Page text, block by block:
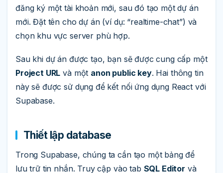
đăng ký một tài khoản mới, sau đó tạo một dự án
mới. Đặt tên cho dự án (ví dụ: “realtime-chat”) và
chọn khu vực server phù hợp.
Sau khi dự án được tạo, bạn sẽ được cung cấp một
Project URL và một anon public key. Hai thông tin
này sẽ được sử dụng để kết nối ứng dụng React với
Supabase.
Thiết lập database
Trong Supabase, chúng ta cần tạo một bảng để
lưu trữ tin nhắn. Truy cập vào tab SQL Editor và